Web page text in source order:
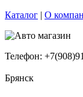
Каталог | О
Телефон:
Брянск